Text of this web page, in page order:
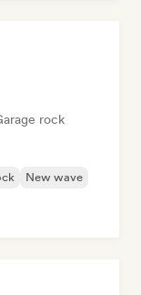
rock
New wave